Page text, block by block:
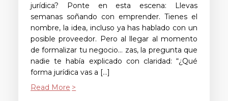
jurídica? Ponte en esta escena: Llevas
semanas soñando con emprender. Tienes el
nombre, la idea, incluso ya has hablado con un
posible proveedor. Pero al llegar al momento
de formalizar tu negocio… zas, la pregunta que
nadie te había explicado con claridad: “¿Qué
forma jurídica vas a […]
Read More